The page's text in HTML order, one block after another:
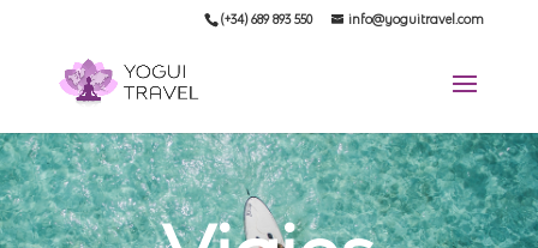
(+34) 689 893 550 info@yoguitravel.com